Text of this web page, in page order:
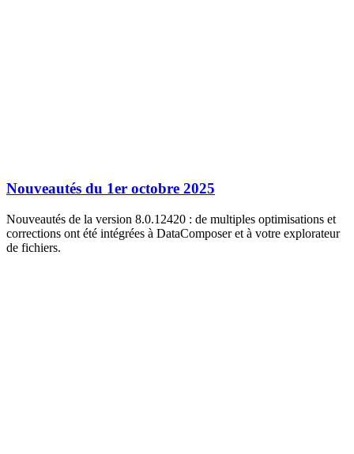
Nouveautés du 1er octobre 2025
Nouveautés de la version 8.0.12420 : de multiples optimisations et
corrections ont été intégrées à DataComposer et à votre explorateur
de fichiers.